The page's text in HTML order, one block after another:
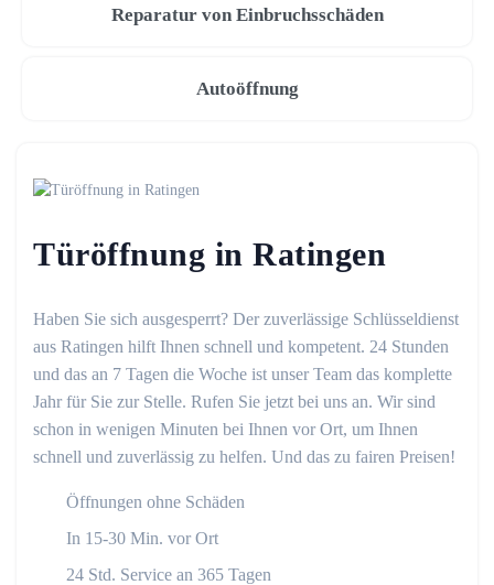
Reparatur von Einbruchsschäden
Autoöffnung
Türöffnung in Ratingen
Haben Sie sich ausgesperrt? Der zuverlässige Schlüsseldienst
aus Ratingen hilft Ihnen schnell und kompetent. 24 Stunden
und das an 7 Tagen die Woche ist unser Team das komplette
Jahr für Sie zur Stelle. Rufen Sie jetzt bei uns an. Wir sind
schon in wenigen Minuten bei Ihnen vor Ort, um Ihnen
schnell und zuverlässig zu helfen. Und das zu fairen Preisen!
Öffnungen ohne Schäden
In 15-30 Min. vor Ort
24 Std. Service an 365 Tagen